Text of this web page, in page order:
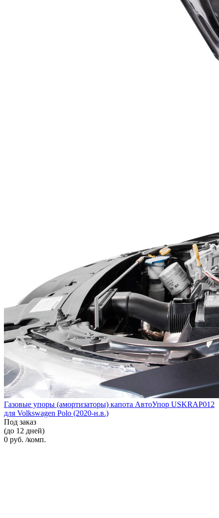
Газовые упоры (амортизаторы) капота АвтоУпор USKRAP012
для Volkswagen Polo (2020-н.в.)
Под заказ
(до 12 дней)
0 руб. /комп.